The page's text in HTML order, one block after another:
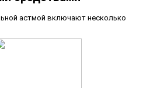
астмой включают несколько